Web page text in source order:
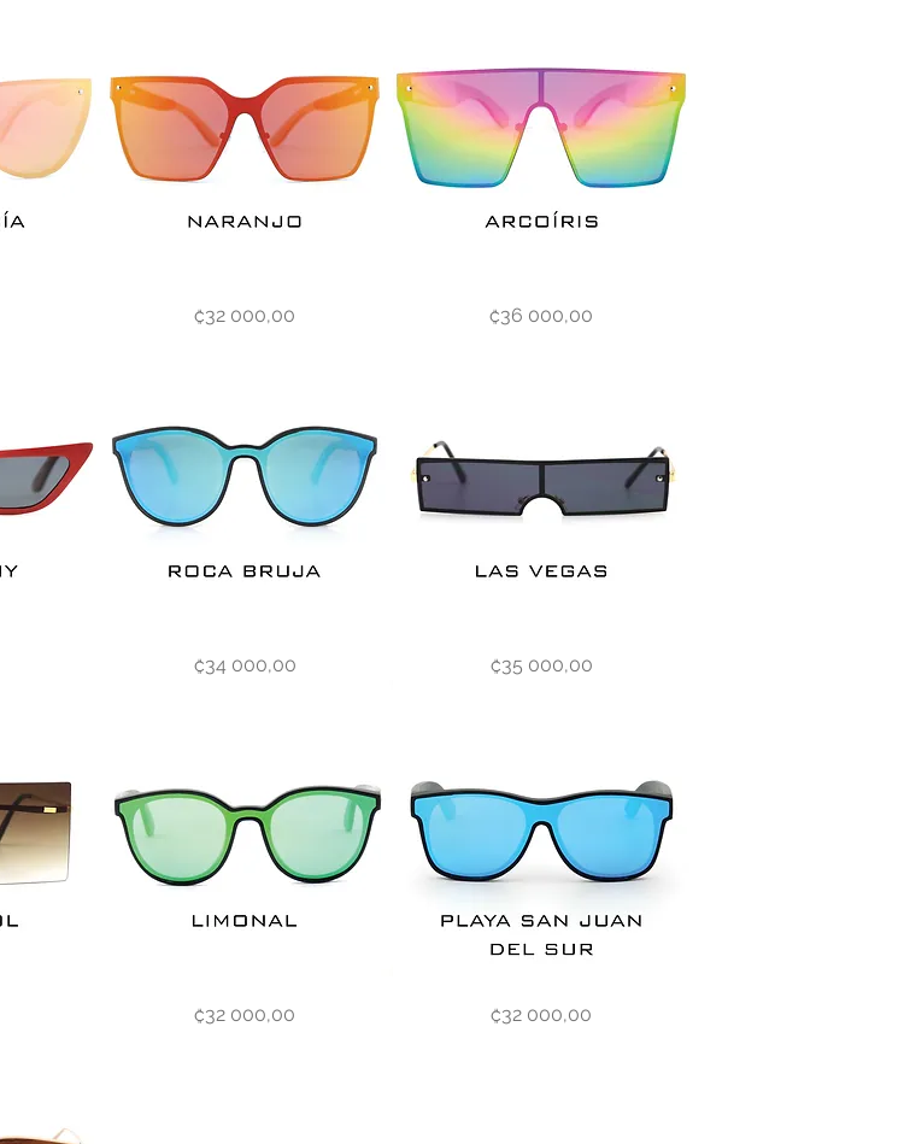
Vista rápida
Precio
₡32 000,00 Vista rápida
Precio
₡36 000,00
Vista rápida
Precio
₡34 000,00 Vista rápida
Precio
₡35 000,00
Vista rápida
Precio
₡32 000,00 Vista rápida
Precio
₡32 000,00